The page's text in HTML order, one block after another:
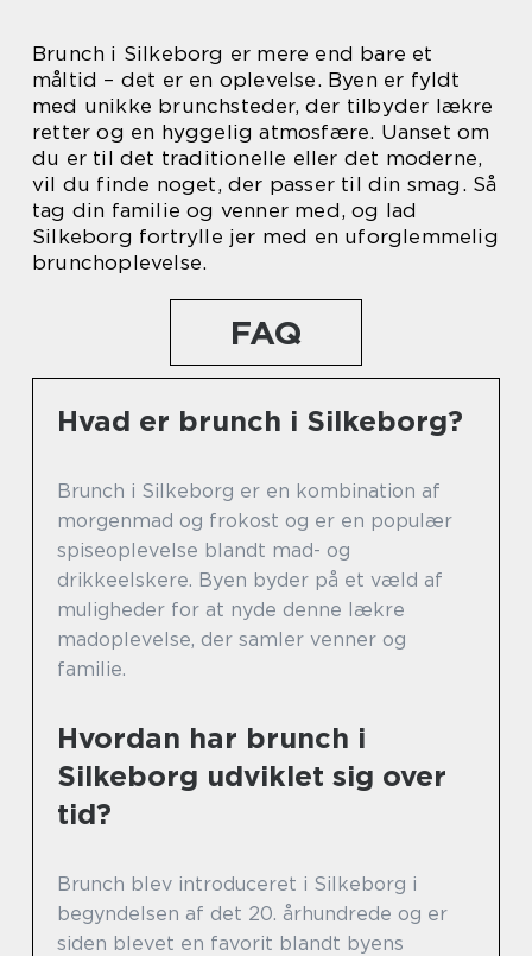
Brunch i Silkeborg er mere end bare et
måltid – det er en oplevelse. Byen er fyldt
med unikke brunchsteder, der tilbyder lækre
retter og en hyggelig atmosfære. Uanset om
du er til det traditionelle eller det moderne,
vil du finde noget, der passer til din smag. Så
tag din familie og venner med, og lad
Silkeborg fortrylle jer med en uforglemmelig
brunchoplevelse.
FAQ
Hvad er brunch i Silkeborg?
Brunch i Silkeborg er en kombination af
morgenmad og frokost og er en populær
spiseoplevelse blandt mad- og
drikkeelskere. Byen byder på et væld af
muligheder for at nyde denne lækre
madoplevelse, der samler venner og
familie.
Hvordan har brunch i
Silkeborg udviklet sig over
tid?
Brunch blev introduceret i Silkeborg i
begyndelsen af det 20. århundrede og er
siden blevet en favorit blandt byens